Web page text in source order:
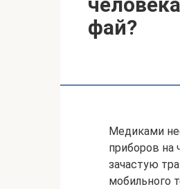
фай?
Медиками
приборов на
зачастую
мобильного